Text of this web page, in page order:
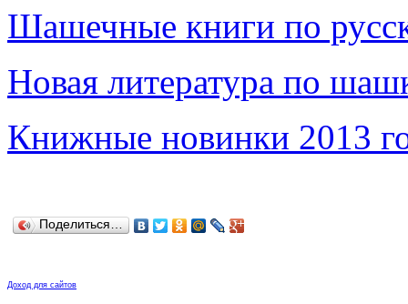
Шашечные книги по
Новая литература по
Книжные новинки 2013
Поделиться…
Доход для сайтов